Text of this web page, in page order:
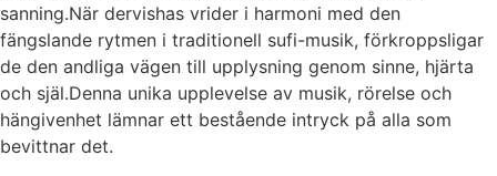
sanning.När dervishas vrider i harmoni med den
fängslande rytmen i traditionell sufi-musik, förkroppsligar
de den andliga vägen till upplysning genom sinne, hjärta
och själ.Denna unika upplevelse av musik, rörelse och
hängivenhet lämnar ett bestående intryck på alla som
bevittnar det.